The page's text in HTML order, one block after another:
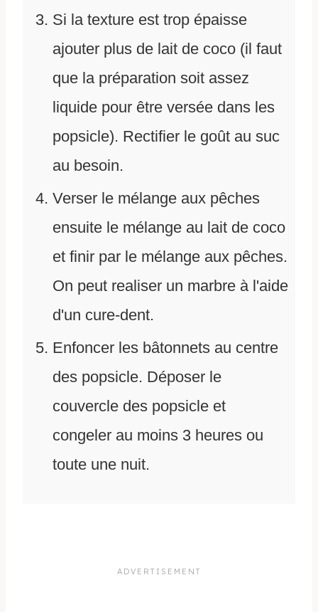
Si la texture est trop épaisse
ajouter plus de lait de coco (il faut
que la préparation soit assez
liquide pour être versée dans les
popsicle). Rectifier le goût au suc
au besoin.
Verser le mélange aux pêches
ensuite le mélange au lait de coco
et finir par le mélange aux pêches.
On peut realiser un marbre à l'aide
d'un cure-dent.
Enfoncer les bâtonnets au centre
des popsicle. Déposer le
couvercle des popsicle et
congeler au moins 3 heures ou
toute une nuit.